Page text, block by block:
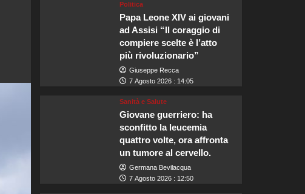
Politica
Papa Leone XIV ai giovani
ad Assisi “Il coraggio di
compiere scelte è l’atto
più rivoluzionario”
Giuseppe Recca
7 Agosto 2026 : 14:05
Sanità e Salute
Giovane guerriero: ha
sconfitto la leucemia
quattro volte, ora affronta
un tumore al cervello.
Germana Bevilacqua
7 Agosto 2026 : 12:50